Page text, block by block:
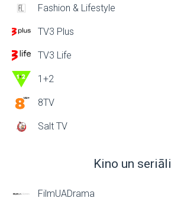
Fashion & Lifestyle
TV3 Plus
TV3 Life
1+2
8TV
Salt TV
Kino un seriāli
FilmUADrama